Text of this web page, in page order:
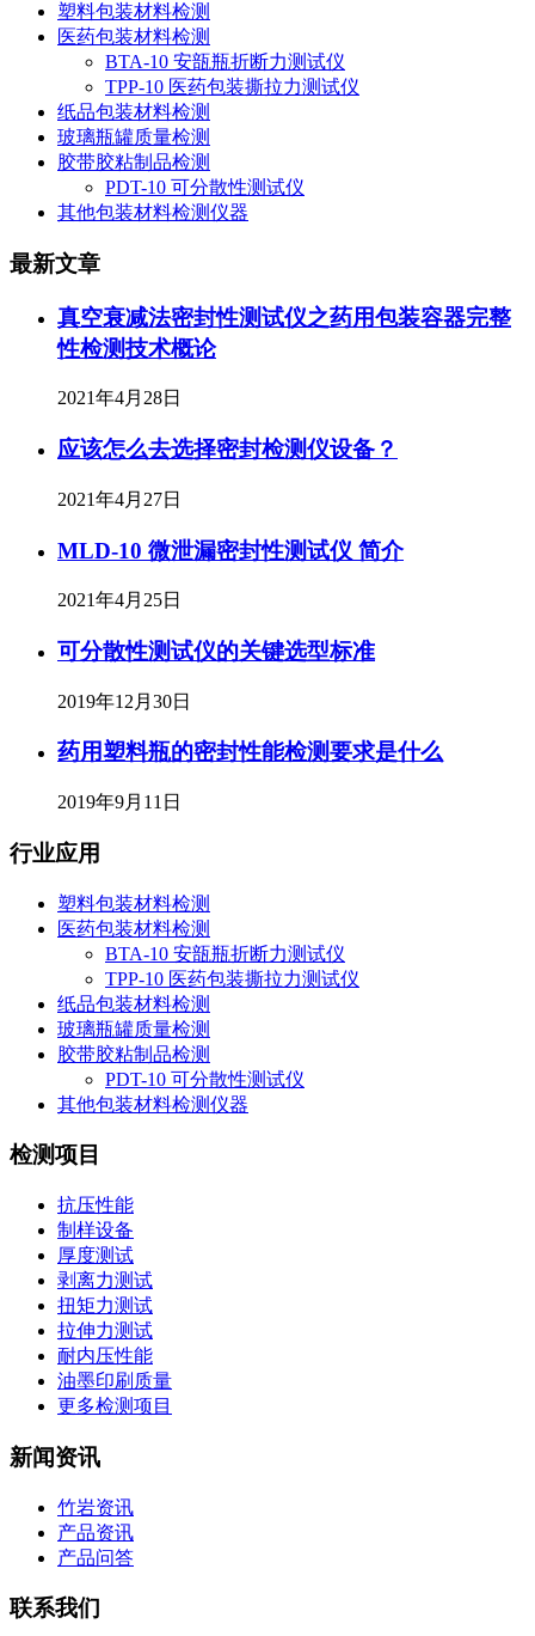
塑料包装材料检测
医药包装材料检测
BTA-10 安瓿瓶折断力测试仪
TPP-10 医药包装撕拉力测试仪
纸品包装材料检测
玻璃瓶罐质量检测
胶带胶粘制品检测
PDT-10 可分散性测试仪
其他包装材料检测仪器
最新文章
真空衰减法密封性测试仪之药用包装容器完整
性检测技术概论
2021年4月28日
应该怎么去选择密封检测仪设备？
2021年4月27日
MLD-10 微泄漏密封性测试仪 简介
2021年4月25日
可分散性测试仪的关键选型标准
2019年12月30日
药用塑料瓶的密封性能检测要求是什么
2019年9月11日
行业应用
塑料包装材料检测
医药包装材料检测
BTA-10 安瓿瓶折断力测试仪
TPP-10 医药包装撕拉力测试仪
纸品包装材料检测
玻璃瓶罐质量检测
胶带胶粘制品检测
PDT-10 可分散性测试仪
其他包装材料检测仪器
检测项目
抗压性能
制样设备
厚度测试
剥离力测试
扭矩力测试
拉伸力测试
耐内压性能
油墨印刷质量
更多检测项目
新闻资讯
竹岩资讯
产品资讯
产品问答
联系我们